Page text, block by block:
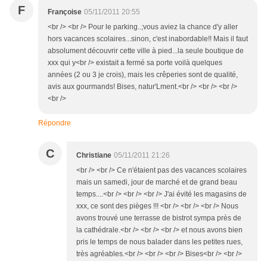
F Françoise 05/11/2011 20:55
<br /> <br /> Pour le parking..;vous aviez la chance d'y aller
hors vacances scolaires...sinon, c'est inabordable!! Mais il faut
absolument découvrir cette ville à pied...la seule boutique de
xxx qui y<br /> existait a fermé sa porte voilà quelques
années (2 ou 3 je crois), mais les crêperies sont de qualité,
avis aux gourmands! Bises, natur'Lment.<br /> <br /> <br />
<br />
Répondre
C Christiane 05/11/2011 21:26
<br /> <br /> Ce n'étaient pas des vacances scolaires
mais un samedi, jour de marché et de grand beau
temps....<br /> <br /> <br /> J'ai évité les magasins de
xxx, ce sont des pièges !!! <br /> <br /> <br /> Nous
avons trouvé une terrasse de bistrot sympa près de
la cathédrale.<br /> <br /> <br /> et nous avons bien
pris le temps de nous balader dans les petites rues,
très agréables.<br /> <br /> <br /> Bises<br /> <br />